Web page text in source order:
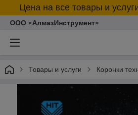
Цена на все товары и
ООО «АлмазИнструмент»
Товары и услуги Коронки